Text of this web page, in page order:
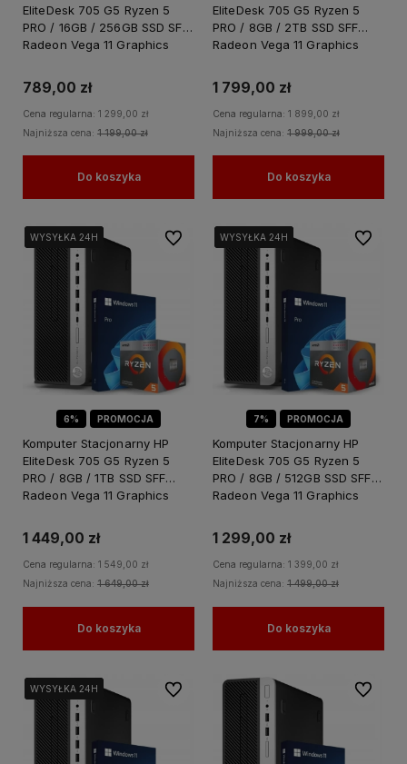
EliteDesk 705 G5 Ryzen 5
PRO / 16GB / 256GB SSD SFF
Radeon Vega 11 Graphics
789,00 zł
Cena regularna: 1 299,00 zł
Najniższa cena: 1 199,00 zł
Do koszyka
EliteDesk 705 G5 Ryzen 5
PRO / 8GB / 2TB SSD SFF
Radeon Vega 11 Graphics
1 799,00 zł
Cena regularna: 1 899,00 zł
Najniższa cena: 1 999,00 zł
Do koszyka
6% PROMOCJA
WYSYŁKA 24H
WYSYŁKA 24H
WYSYŁKA 24H
Komputer Stacjonarny HP
EliteDesk 705 G5 Ryzen 5
PRO / 8GB / 1TB SSD SFF
Radeon Vega 11 Graphics
1 449,00 zł
Cena regularna: 1 549,00 zł
Najniższa cena: 1 649,00 zł
Do koszyka
Do ulubionych
7% PROMOCJA
WYSYŁKA 24H
WYSYŁKA 24H
WYSYŁKA 24H
Komputer Stacjonarny HP
EliteDesk 705 G5 Ryzen 5
PRO / 8GB / 512GB SSD SFF
Radeon Vega 11 Graphics
1 299,00 zł
Cena regularna: 1 399,00 zł
Najniższa cena: 1 499,00 zł
Do koszyka
Do
WYSYŁKA 24H
WYSYŁKA 24H
WYSYŁKA 24H Do ulubionych Do